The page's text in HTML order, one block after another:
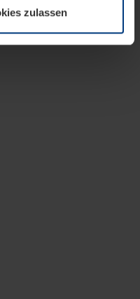
ändern oder
zulassen